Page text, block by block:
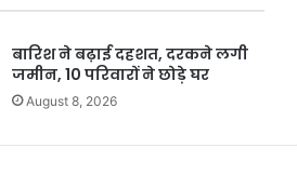
बारिश ने बढ़ाई दहशत, दरकने लगी
जमीन, 10 परिवारों ने छोड़े घर
August 8, 2026